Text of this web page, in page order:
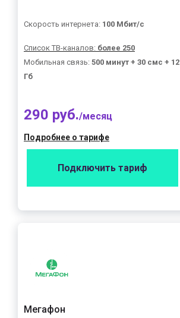
Скорость интернета: 100 Мбит/с
Список ТВ-каналов: более 250
Мобильная связь: 500 минут + 30 смс + 12
Гб
290 руб./месяц
Подробнее о тарифе
Подключить тариф
Мегафон